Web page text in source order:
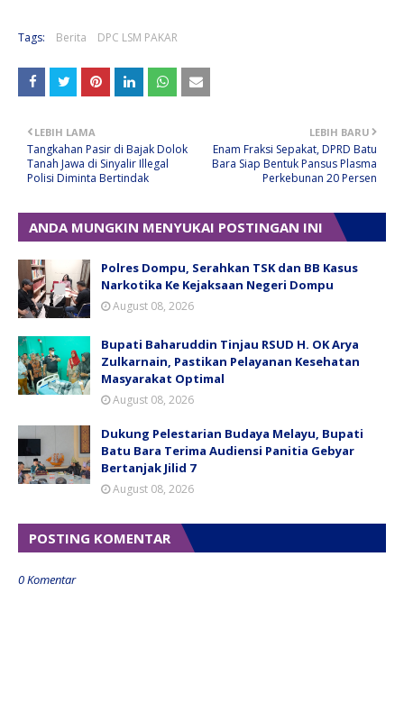
Tags: Berita DPC LSM PAKAR
LEBIH BARU
Enam Fraksi Sepakat, DPRD Batu
Bara Siap Bentuk Pansus Plasma
Perkebunan 20 Persen
LEBIH LAMA
Tangkahan Pasir di Bajak Dolok
Tanah Jawa di Sinyalir Illegal
Polisi Diminta Bertindak
ANDA MUNGKIN MENYUKAI POSTINGAN INI
Polres Dompu, Serahkan TSK dan BB Kasus
Narkotika Ke Kejaksaan Negeri Dompu
August 08, 2026
Bupati Baharuddin Tinjau RSUD H. OK Arya
Zulkarnain, Pastikan Pelayanan Kesehatan
Masyarakat Optimal
August 08, 2026
Dukung Pelestarian Budaya Melayu, Bupati
Batu Bara Terima Audiensi Panitia Gebyar
Bertanjak Jilid 7
August 08, 2026
POSTING KOMENTAR
0 Komentar